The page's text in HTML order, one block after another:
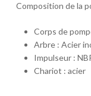
Composition de la
Corps de
Arbre : Acier
Impulseur :
Chariot : acier